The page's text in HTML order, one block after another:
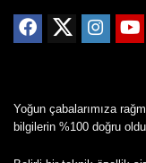
Yoğun çabalarımıza
bilgilerin %100 doğru